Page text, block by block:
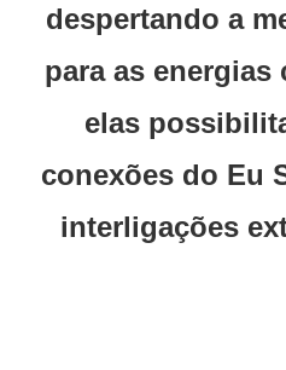
despertando a
para as energias
elas
conexões do Eu
interligações